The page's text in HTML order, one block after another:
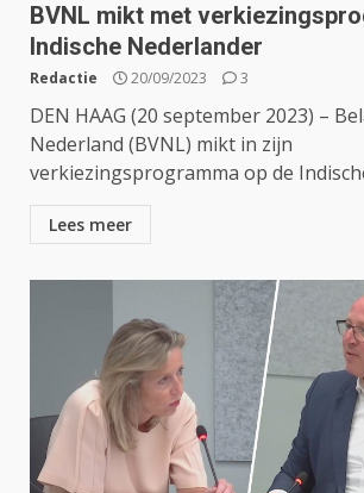
BVNL mikt met
Indische Nederlander
Redactie 20/09/2023 3
DEN HAAG (20 september 2023) –
Nederland (BVNL) mikt in zijn
verkiezingsprogramma op de
Lees meer